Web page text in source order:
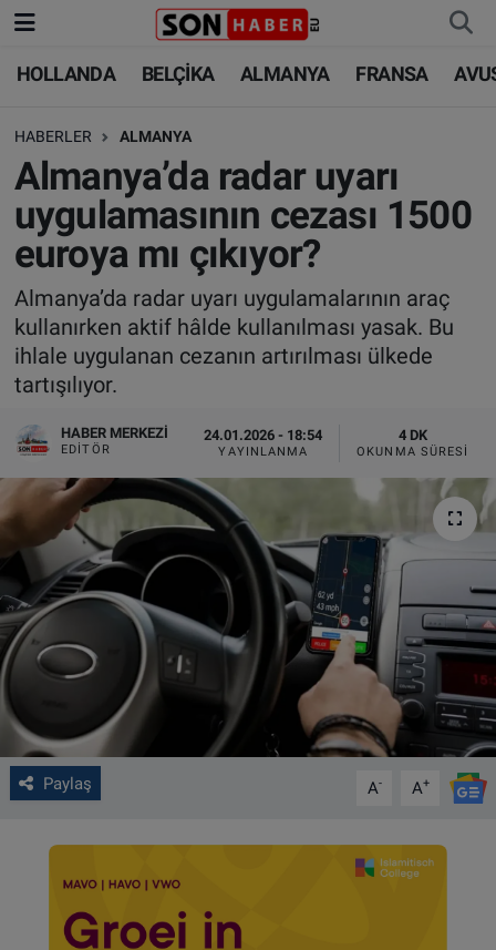
HOLLANDA BELÇİKA ALMANYA FRANSA
HABERLER ALMANYA
Almanya’da radar uyarı
uygulamasının cezası 1500
euroya mı çıkıyor?
Almanya’da radar uyarı uygulamalarının araç
kullanırken aktif hâlde kullanılması yasak. Bu
ihlale uygulanan cezanın artırılması ülkede
tartışılıyor.
HABER MERKEZI
EDITÖR
24.01.2026 - 18:54
YAYINLANMA
4 DK
OKUNMA SÜRESI
Paylaş A- A+
HOLLANDA
BELÇİKA
ALMANYA
FRANSA
AVUSTURYA
SAĞLIK - YAŞAM
BİLİM-TEKNOLOJİ
HOLLANDA
BELÇİKA
ALMANYA
TÜRKİYE
DÜNYA
BİLİM-TEKNOLOJİ
SAĞLIK
FOTO GALERİ
VIDEO GALERİ
ALGEMENE VOORWAARDEN
CONTACT
Çerez Politikası
Nöbetçi Eczaneler
Hava Durumu
Trafik Durumu
Süper Lig Puan Durumu ve Fikstür
Tüm Manşetler
Son Dakika Haberleri
Haber Arşivi